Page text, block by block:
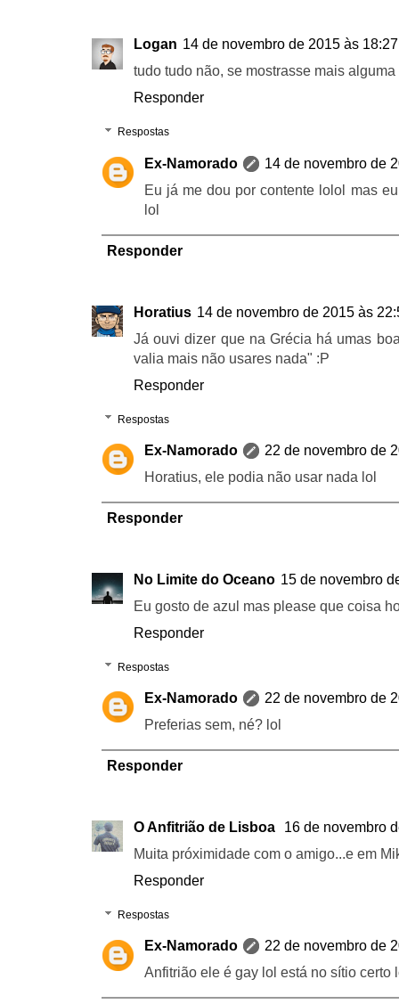
Logan 14 de novembro de 2015 às 18:27
tudo tudo não, se mostrasse mais
Responder
Respostas
Ex-Namorado
14 de novembro de
Eu já me dou por contente lolol mas
lol
Responder
Horatius 14 de novembro de 2015 às
Já ouvi dizer que na Grécia há umas
valia mais não usares nada" :P
Responder
Respostas
Ex-Namorado
22 de novembro de
Horatius, ele podia não usar nada lol
Responder
No Limite do Oceano 15 de novembro
Eu gosto de azul mas please que coisa
Responder
Respostas
Ex-Namorado
22 de novembro de
Preferias sem, né? lol
Responder
O Anfitrião de Lisboa
16 de novembro
Muita próximidade com o amigo...e em
Responder
Respostas
Ex-Namorado
22 de novembro de
Anfitrião ele é gay lol está no sítio certo